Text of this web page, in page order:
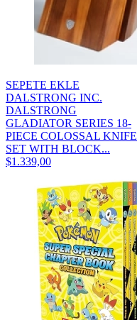
SEPETE EKLE
DALSTRONG INC.
DALSTRONG
GLADIATOR SERIES 18-
PIECE COLOSSAL KNIFE
SET WITH BLOCK...
$1.339,00